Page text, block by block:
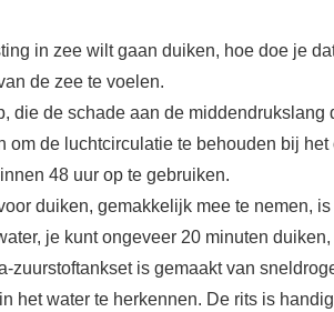
in zee wilt gaan duiken, hoe doe je
de zee te voelen.
die de schade aan de
de luchtcirculatie te behouden bij
48 uur op te gebruiken.
duiken, gemakkelijk mee te nemen,
je kunt ongeveer 20 minuten
zuurstoftankset is gemaakt van
het water te herkennen. De rits is